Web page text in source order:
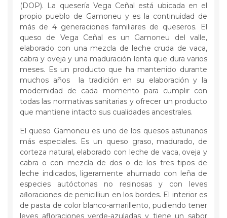
(DOP). La quesería Vega Ceñal está ubicada en el
propio pueblo de Gamoneu y es la continuidad de
más de 4 generaciones familiares de queseros. El
queso de Vega Ceñal es un Gamoneu del valle,
elaborado con una mezcla de leche cruda de vaca,
cabra y oveja y una maduración lenta que dura varios
meses. Es un producto que ha mantenido durante
muchos años la tradición en su elaboración y la
modernidad de cada momento para cumplir con
todas las normativas sanitarias y ofrecer un producto
que mantiene intacto sus cualidades ancestrales.
El queso Gamoneu es uno de los quesos asturianos
más especiales. Es un queso graso, madurado, de
corteza natural, elaborado con leche de vaca, oveja y
cabra o con mezcla de dos o de los tres tipos de
leche indicados, ligeramente ahumado con leña de
especies autóctonas no resinosas y con leves
aﬂoraciones de penicilliun en los bordes. El interior es
de pasta de color blanco-amarillento, pudiendo tener
leves afloraciones verde-azuladas y tiene un sabor